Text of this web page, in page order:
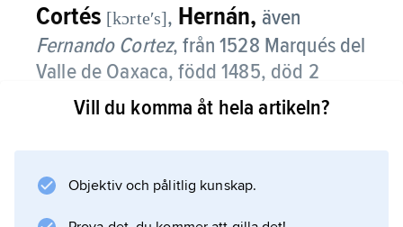
Cortés [kɔrteʹs], Hernán, även
Fernando Cortez, från 1528 Marqués del
Valle de Oaxaca,född 1485, död 2
december 1547, spansk conquistador,
lågadlig familj, begav sig redan 1504 till
Vill du komma åt hela artikeln?
Objektiv och pålitlig kunskap.